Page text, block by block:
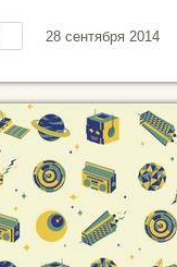
28 сентября 2014